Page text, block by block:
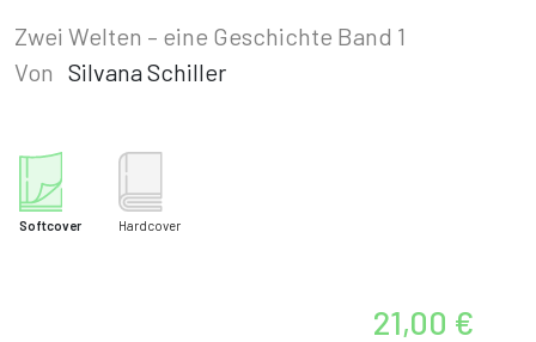
Zwei Welten – eine Geschichte Band 1
Von Silvana Schiller
Softcover Hardcover
21,00 €